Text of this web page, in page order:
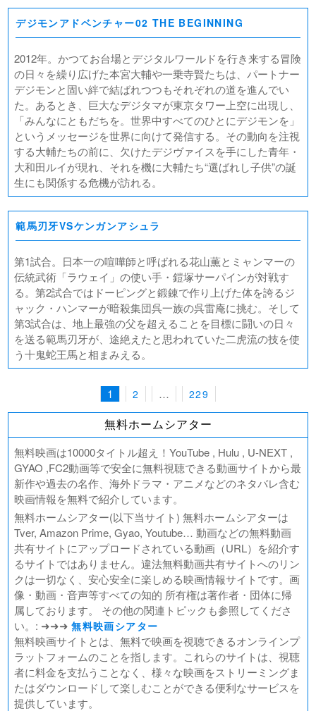
デジモンアドベンチャー02 THE BEGINNING
2012年。かつてお台場とデジタルワールドを行き来する冒険
の日々を繰り広げた本宮大輔や一乗寺賢たちは、パートナー
デジモンと固い絆で結ばれつつもそれぞれの道を進んでい
た。あるとき、巨大なデジタマが東京タワー上空に出現し、
「みんなにともだちを。世界中すべてのひとにデジモンを」
というメッセージを世界に向けて発信する。その動向を注視
する大輔たちの前に、欠けたデジヴァイスを手にした青年・
大和田ルイが現れ、それを機に大輔たち“選ばれし子供”の誕
生にも関係する危機が訪れる。
範馬刃牙VSケンガンアシュラ
第1試合。日本一の喧嘩師と呼ばれる花山薫とミャンマーの
伝統武術「ラウェイ」の使い手・鎧塚サーパインが対戦す
る。第2試合ではドーピングと鍛錬で作り上げた体を誇るジ
ャック・ハンマーが暗殺集団呉一族の呉雷庵に挑む。そして
第3試合は、地上最強の父を超えることを目標に闘いの日々
を送る範馬刃牙が、途絶えたと思われていた二虎流の技を使
う十鬼蛇王馬と相まみえる。
navigation
1 2 … 229
無料ホームシアター
無料映画は10000タイトル超え！YouTube , Hulu , U-NEXT ,
GYAO ,FC2動画等で安全に無料視聴できる動画サイトから最
新作や過去の名作、海外ドラマ・アニメなどのネタバレ含む
映画情報を無料で紹介しています。
無料ホームシアター(以下当サイト) 無料ホームシアターは
Tver, Amazon Prime, Gyao, Youtube… 動画などの無料動画
共有サイトにアップロードされている動画（URL）を紹介す
るサイトではありません。違法無料動画共有サイトへのリン
クは一切なく、安心安全に楽しめる映画情報サイトです。画
像・動画・音声等すべての知的 所有権は著作者・団体に帰
属しております。 その他の関連トピックも参照してくださ
い。: ➜➜➜無料映画シアター
無料映画サイトとは、無料で映画を視聴できるオンラインプ
ラットフォームのことを指します。これらのサイトは、視聴
者に料金を支払うことなく、様々な映画をストリーミングま
たはダウンロードして楽しむことができる便利なサービスを
提供しています。